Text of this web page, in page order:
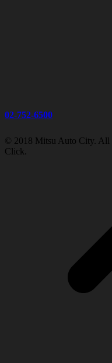
02-752-6500
© 2018 Mitsu Auto City. All
Click.